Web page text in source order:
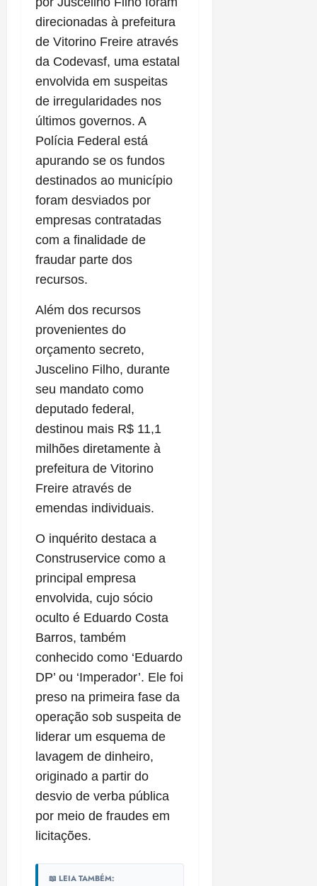
direcionadas à prefeitura
de Vitorino Freire através
da Codevasf, uma estatal
envolvida em suspeitas
de irregularidades nos
últimos governos. A
Polícia Federal está
apurando se os fundos
destinados ao município
foram desviados por
empresas contratadas
com a finalidade de
fraudar parte dos
recursos.
Além dos recursos
provenientes do
orçamento secreto,
Juscelino Filho, durante
seu mandato como
deputado federal,
destinou mais R$ 11,1
milhões diretamente à
prefeitura de Vitorino
Freire através de
emendas individuais.
O inquérito destaca a
Construservice como a
principal empresa
envolvida, cujo sócio
oculto é Eduardo Costa
Barros, também
conhecido como ‘Eduardo
DP’ ou ‘Imperador’. Ele foi
preso na primeira fase da
operação sob suspeita de
liderar um esquema de
lavagem de dinheiro,
originado a partir do
desvio de verba pública
por meio de fraudes em
licitações.
📖 LEIA TAMBÉM: